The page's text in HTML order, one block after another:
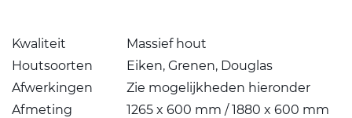
Kwaliteit
Massief hout
Houtsoorten
Eiken, Grenen, Douglas
Afwerkingen
Zie mogelijkheden hieronder
Afmeting
1265 x 600 mm / 1880 x 600 mm